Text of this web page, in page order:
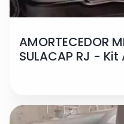
AMORTECEDOR
SULACAP RJ -